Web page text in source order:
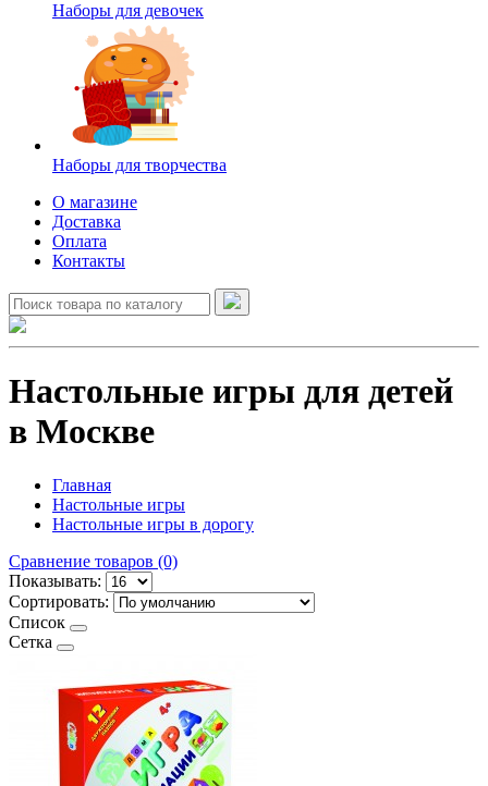
Наборы для девочек
Наборы для творчества
О магазине
Доставка
Оплата
Контакты
Настольные игры для детей
в Москве
Главная
Настольные игры
Настольные игры в дорогу
Сравнение товаров (0)
Показывать:
Сортировать:
Список
Сетка